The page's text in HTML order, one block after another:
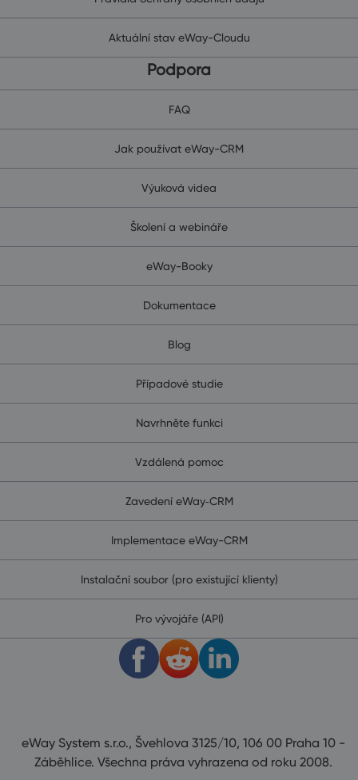
Aktuální stav eWay-Cloudu
Podpora
FAQ
Jak používat eWay-CRM
Výuková videa
Školení a webináře
eWay-Booky
Dokumentace
Blog
Případové studie
Navrhněte funkci
Vzdálená pomoc
Zavedení eWay‑CRM
Implementace eWay-CRM
Instalační soubor (pro existující klienty)
Pro vývojáře (API)
eWay System s.r.o., Švehlova 3125/10, 106 00 Praha 10 -
Záběhlice. Všechna práva vyhrazena od roku 2008.